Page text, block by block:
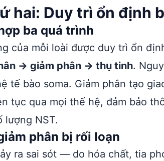
hai: Duy trì ổn định
ba quá trình
của mỗi loài được duy trì ổn
→ giảm phân → thụ tinh.
tế bào soma. Giảm phân tạo
tục qua mọi thế hệ, đảm bảo
lượng NST.
phân bị rối loạn
ra sai sót — do hóa chất, tia